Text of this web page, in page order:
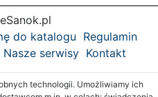
do katalogu Regulamin
Nasze serwisy Kontakt
technologii. Umożliwiamy ich